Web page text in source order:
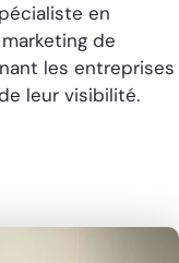
en
de
les entreprises
leur visibilité.